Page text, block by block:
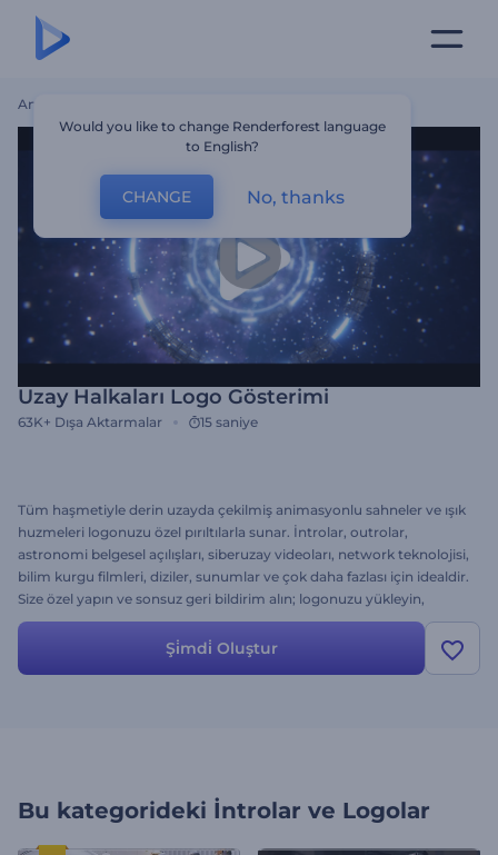
Ana Sayfa
Uzay Halkaları Logo Gösterimi
63K+ Dışa Aktarmalar 15 saniye
Tüm haşmetiyle derin uzayda çekilmiş animasyonlu sahneler ve ışık
huzmeleri logonuzu özel pırıltılarla sunar. İntrolar, outrolar,
astronomi belgesel açılışları, siberuzay videoları, network teknolojisi,
bilim kurgu filmleri, diziler, sunumlar ve çok daha fazlası için idealdir.
Size özel yapın ve sonsuz geri bildirim alın; logonuzu yükleyin,
yazıları değiştirin, müzik ekleyin ve harika projenizi nihayete erdirin,
Şi̇mdi̇ Oluştur
Bu kategorideki İntrolar ve Logolar
Would you like to change Renderforest language
to English?
CHANGE No, thanks